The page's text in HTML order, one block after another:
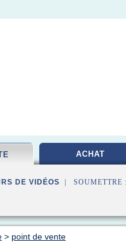
ACHAT
DE VIDÉOS | SOUMETTRE :
> point de vente